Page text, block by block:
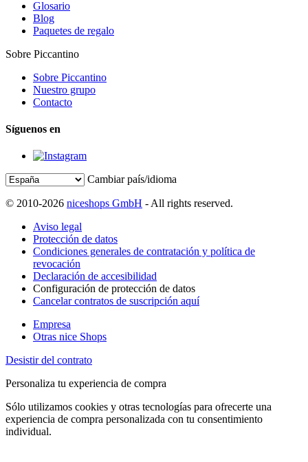
Glosario
Blog
Paquetes de regalo
Sobre Piccantino
Sobre Piccantino
Nuestro grupo
Contacto
Síguenos en
Cambiar país/idioma
© 2010-2026 niceshops GmbH - All rights reserved.
Aviso legal
Protección de datos
Condiciones generales de contratación y política de
revocación
Declaración de accesibilidad
Configuración de protección de datos
Cancelar contratos de suscripción aquí
Empresa
Otras nice Shops
Desistir del contrato
Personaliza tu experiencia de compra
Sólo utilizamos cookies y otras tecnologías para ofrecerte una
experiencia de compra personalizada con tu consentimiento
individual.